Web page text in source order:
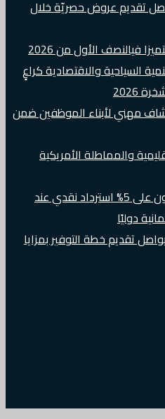
تقديم عروض حصريّة خلال
فيالنصف الأول من 2026
السياحية والاقتصادية كراعٍ
2026
مهني لأبناء الموظفين ضمن
والمماطلة الأمريكية
أكثر من 5000فائز سيحصلون على 5% استرداد نقدي عند
تقديم خطة التوفير بمزايا